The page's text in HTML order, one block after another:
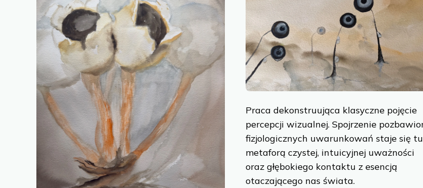
Praca dekonstruująca klasyczne pojęcie
percepcji wizualnej. Spojrzenie
fizjologicznych uwarunkowań staje się tu
metaforą czystej, intuicyjnej uważności
oraz głębokiego kontaktu z esencją
otaczającego nas świata.
Consent to cookies
Cookies are small data files stored on your device while
We use them to enhance site functionality, personalize
site traffic.